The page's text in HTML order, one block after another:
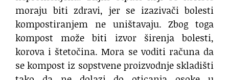
moraju biti zdravi, jer se izazivači bolesti
kompostiranjem ne uništavaju. Zbog toga
kompost može biti izvor širenja bolesti,
korova i štetočina. Mora se voditi računa da
se kompost iz sopstvene proizvodnje skladišti